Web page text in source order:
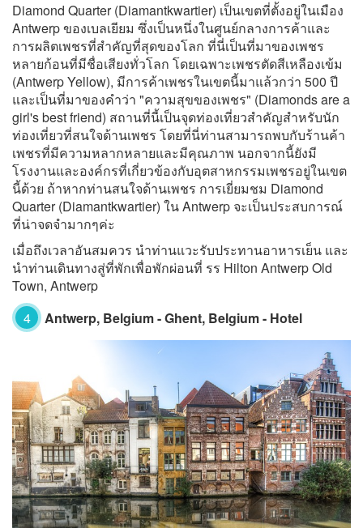
Diamond Quarter (Diamantkwartier) เป็นเขตที่ตั้งอยู่ในเมือง
Antwerp ของเบลเยียม ซึ่งเป็นหนึ่งในศูนย์กลางการค้าและ
การผลิตเพชรที่สำคัญที่สุดของโลก ที่นี่เป็นที่มาของเพชร
หลายก้อนที่มีชื่อเสียงทั่วโลก โดยเฉพาะเพชรตัดสีเหลืองเข้ม
(Antwerp Yellow), มีการค้าเพชรในเขตนี้มาแล้วกว่า 500 ปี
และเป็นที่มาของคำว่า "ความสุขของเพชร" (Diamonds are a
girl's best friend) สถานที่นี้เป็นจุดท่องเที่ยวสำคัญสำหรับนัก
ท่องเที่ยวที่สนใจด้านเพชร โดยที่นี่ท่านสามารถพบกับร้านค้า
เพชรที่มีความหลากหลายและมีคุณภาพ นอกจากนี้ยังมี
โรงงานและองค์กรที่เกี่ยวข้องกับอุตสาหกรรมเพชรอยู่ในเขต
นี้ด้วย ถ้าหากท่านสนใจด้านเพชร การเยี่ยมชม Diamond
Quarter (Diamantkwartier) ใน Antwerp จะเป็นประสบการณ์
ที่น่าจดจำมากๆค่ะ
เมื่อถึงเวลาอันสมควร นำท่านแวะรับประทานอาหารเย็น และ
นำท่านเดินทางสู่ที่พักเพื่อพักผ่อนที่ รร Hilton Antwerp Old
Town, Antwerp
4
Antwerp, Belgium - Ghent, Belgium - Hotel